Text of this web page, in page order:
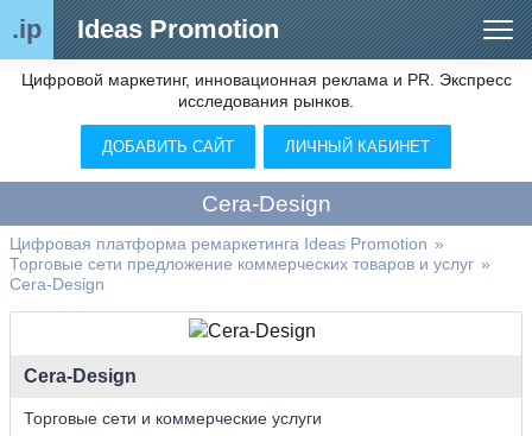
.ip Ideas Promotion
Сегменты рынка
Цифровой ремаркетинг (анализ рынка)
Видео
О нас
Контакты
Цифровой маркетинг, инновационная реклама и PR. Экспресс
исследования рынков.
ДОБАВИТЬ САЙТ ЛИЧНЫЙ КАБИНЕТ
Cera-Design
Цифровая платформа ремаркетинга Ideas Promotion »
Торговые сети предложение коммерческих товаров и услуг »
Cera-Design
Cera-Design
Торговые сети и коммерческие услуги